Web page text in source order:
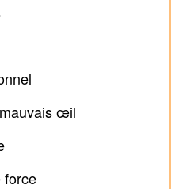
œil
force